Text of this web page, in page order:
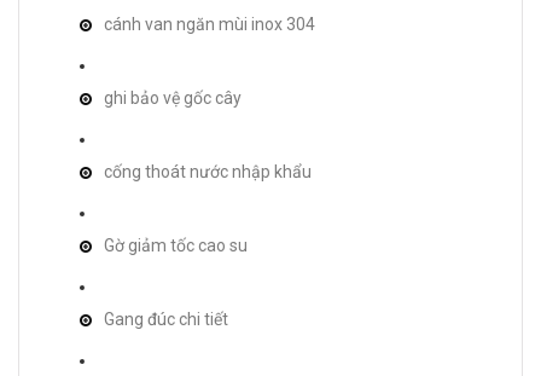
cánh van ngăn mùi inox 304
ghi bảo vệ gốc cây
cống thoát nước nhập khẩu
Gờ giảm tốc cao su
Gang đúc chi tiết